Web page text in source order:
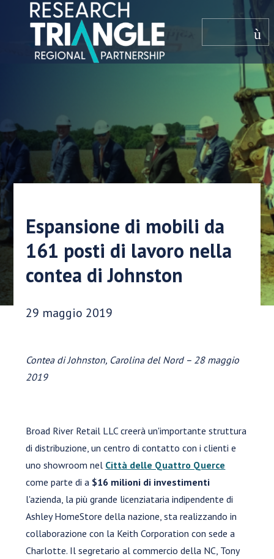
Salta al contenuto
menù
Espansione di mobili da
161 posti di lavoro nella
contea di Johnston
Data di pubblicazione:
29 maggio 2019
Contea di Johnston, Carolina del Nord – 28 maggio
2019
Broad River Retail LLC creerà un'importante struttura
di distribuzione, un centro di contatto con i clienti e
uno showroom nel Città delle Quattro Querce
come parte di a $16 milioni di investimenti
l'azienda, la più grande licenziataria indipendente di
Ashley HomeStore della nazione, sta realizzando in
collaborazione con la Keith Corporation con sede a
Charlotte. Il segretario al commercio della NC, Tony